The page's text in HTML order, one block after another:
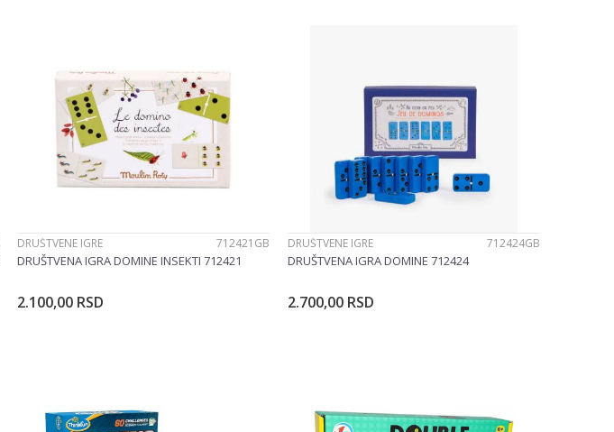
DRUŠTVENE IGRE 712421GB
DRUŠTVENA IGRA DOMINE INSEKTI 712421
2.100,00 RSD
DRUŠTVENE IGRE 712424GB
DRUŠTVENA IGRA DOMINE 712424
2.700,00 RSD